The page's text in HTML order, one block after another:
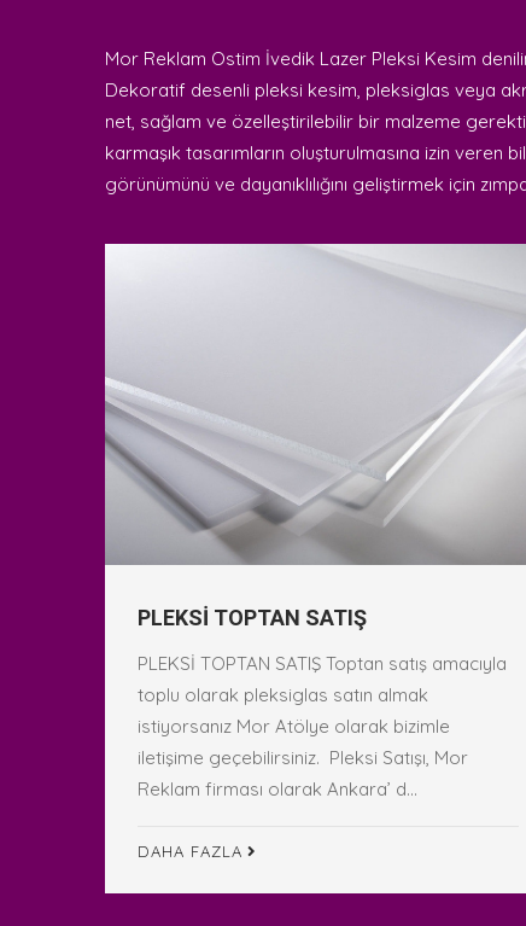
Mor Reklam Ostim İvedik Lazer Pleksi Kesim
Dekoratif desenli pleksi kesim, pleksiglas veya
net, sağlam ve özelleştirilebilir bir malzeme
karmaşık tasarımların oluşturulmasına izin
görünümünü ve dayanıklılığını geliştirmek için
PLEKSİ TOPTAN SATIŞ
PLEKSİ TOPTAN SATIŞ Toptan satış amacıyla
toplu olarak pleksiglas satın almak
istiyorsanız Mor Atölye olarak bizimle
iletişime geçebilirsiniz. Pleksi Satışı, Mor
Reklam firması olarak Ankara’ d...
DAHA FAZLA